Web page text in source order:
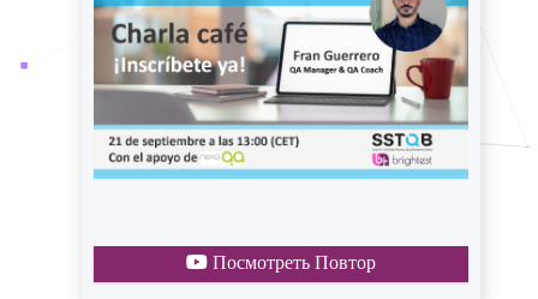
Посмотреть Повтор